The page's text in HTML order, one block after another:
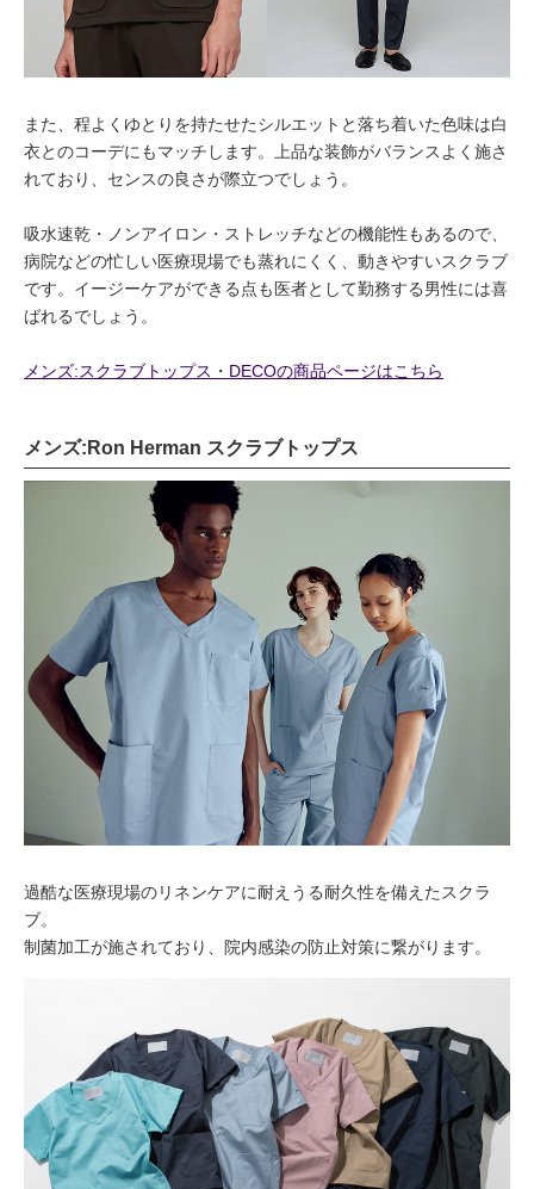
また、程よくゆとりを持たせたシルエットと落ち着いた色味は白
衣とのコーデにもマッチします。上品な装飾がバランスよく施さ
れており、センスの良さが際立つでしょう。
吸水速乾・ノンアイロン・ストレッチなどの機能性もあるので、
病院などの忙しい医療現場でも蒸れにくく、動きやすいスクラブ
です。イージーケアができる点も医者として勤務する男性には喜
ばれるでしょう。
メンズ:スクラブトップス・DECOの商品ページはこちら
メンズ:Ron Herman スクラブトップス
過酷な医療現場のリネンケアに耐えうる耐久性を備えたスクラ
ブ。
制菌加工が施されており、院内感染の防止対策に繋がります。